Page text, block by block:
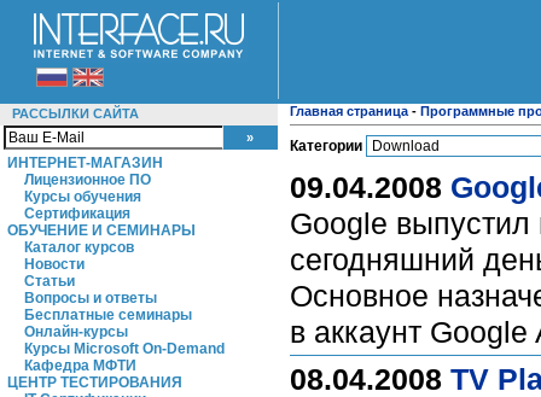
РАССЫЛКИ САЙТА
ИНТЕРНЕТ-МАГАЗИН
Лицензионное ПО
Курсы обучения
Сертификация
ОБУЧЕНИЕ И СЕМИНАРЫ
Каталог курсов
Новости
Статьи
Вопросы и ответы
Бесплатные семинары
Онлайн-курсы
Курсы Microsoft On-Demand
Кафедра МФТИ
ЦЕНТР ТЕСТИРОВАНИЯ
Главная страница - Программные
Категории
09.04.2008
Google выпустил
сегодняшний
Основное
в аккаунт
08.04.2008 TV